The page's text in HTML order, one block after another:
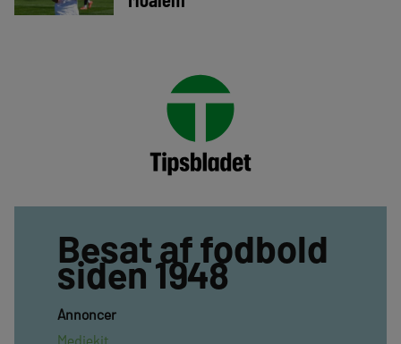
Besat af fodbold
siden 1948
Annoncer
Mediekit